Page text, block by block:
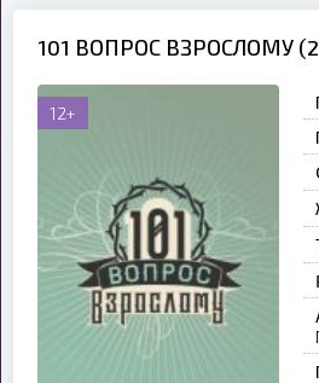
101 ВОПРОС ВЗРОСЛОМУ
12+